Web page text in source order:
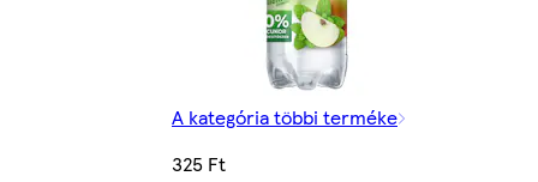
A kategória többi terméke
325 Ft